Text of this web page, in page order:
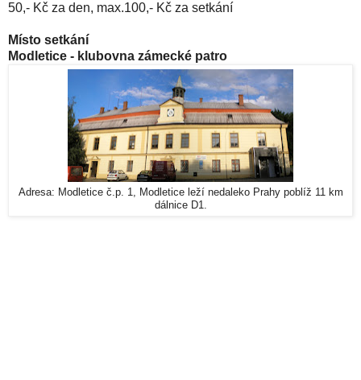
50,- Kč za den, max.100,- Kč za setkání
Místo setkání
Modletice - klubovna zámecké patro
Adresa: Modletice č.p. 1, Modletice leží nedaleko Prahy poblíž 11 km
dálnice D1.